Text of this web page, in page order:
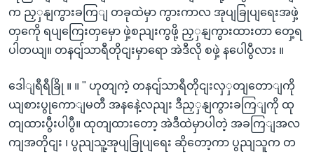
က ညှှနျကွားခကြျ တခုထဲမှာ ကွားကာလ အုပျခြုပျရေးအဖှဲ့
တှကေို ရပျကြေးတှမှော ဖှဲ့စညျးကွဖို့ ညှှနျကွားထားတာ တှေ့ရ
ပါတယျ။ တနငျ်သာရီတိုငျးမှာရော အဲဒီလို စဖှဲ့ နပေါပွီလား ။
ဒေါျရီရီခြို ။ ။ " ဟုတျကဲ့ တနငျ်သာရီတိုငျးလှှတျတောျကို
ယျစားပွုကောျမတီ အနနေဲ့လညျး ဒီညှှနျကွားခကြျကို ထု
တျထားပွီးပါပွီ။ ထုတျထားတော့ အဲဒီထဲမှာပါတဲ့ အခကြျအလ
ကျအတိုငျး ၊ ပွညျသူ့အုပျခြုပျရေး ဆိုတော့ကာ ပွညျသူက တ